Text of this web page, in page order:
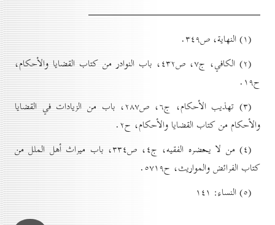
(۱) النهاية، ص۳٤۹.
(۲) الکافي، ج۷، ص٤۳۲، باب النوادر من کتاب القضايا والأحکام،
ح۱۹.
(۳) تهذيب الأحکام، ج٦، ص۲۸۷، باب من الزیادات في القضايا
والأحکام من کتاب القضایا والأحکام، ح۲.
(٤) من لا يحضره الفقيه، ج٤، ص۳۳٤، باب میراث أهل الملل من
کتاب الفرائض والمواریث، ح٥۷۱۹.
(٥) النساء: ۱٤۱